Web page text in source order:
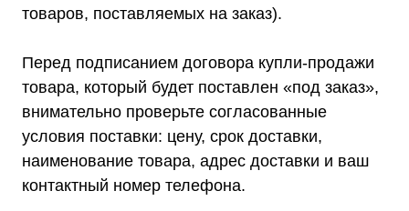
товаров, поставляемых на заказ).
Перед подписанием договора купли-продажи
товара, который будет поставлен «под заказ»,
внимательно проверьте согласованные
условия поставки: цену, срок доставки,
наименование товара, адрес доставки и ваш
контактный номер телефона.
18:00
info@shtil-stab.ru
Адрес:
г. Москва, 2-й Южнопортовый
8 (800) 444-75-17